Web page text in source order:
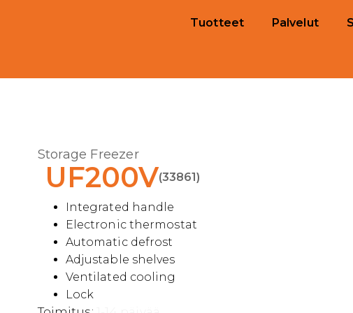
Tuotteet Palvelut
Storage Freezer
UF200V(33861)
Integrated handle
Electronic thermostat
Automatic defrost
Adjustable shelves
Ventilated cooling
Lock